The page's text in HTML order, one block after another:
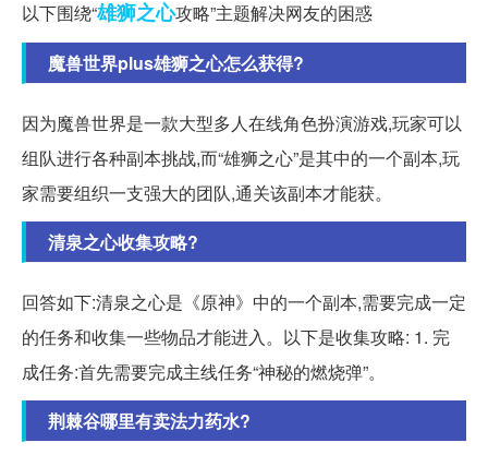
以下围绕“雄狮之心攻略”主题解决网友的困惑
魔兽世界plus雄狮之心怎么获得?
因为魔兽世界是一款大型多人在线角色扮演游戏,玩家可以
组队进行各种副本挑战,而“雄狮之心”是其中的一个副本,玩
家需要组织一支强大的团队,通关该副本才能获。
清泉之心收集攻略?
回答如下:清泉之心是《原神》中的一个副本,需要完成一定
的任务和收集一些物品才能进入。以下是收集攻略: 1. 完
成任务:首先需要完成主线任务“神秘的燃烧弹”。
荆棘谷哪里有卖法力药水?